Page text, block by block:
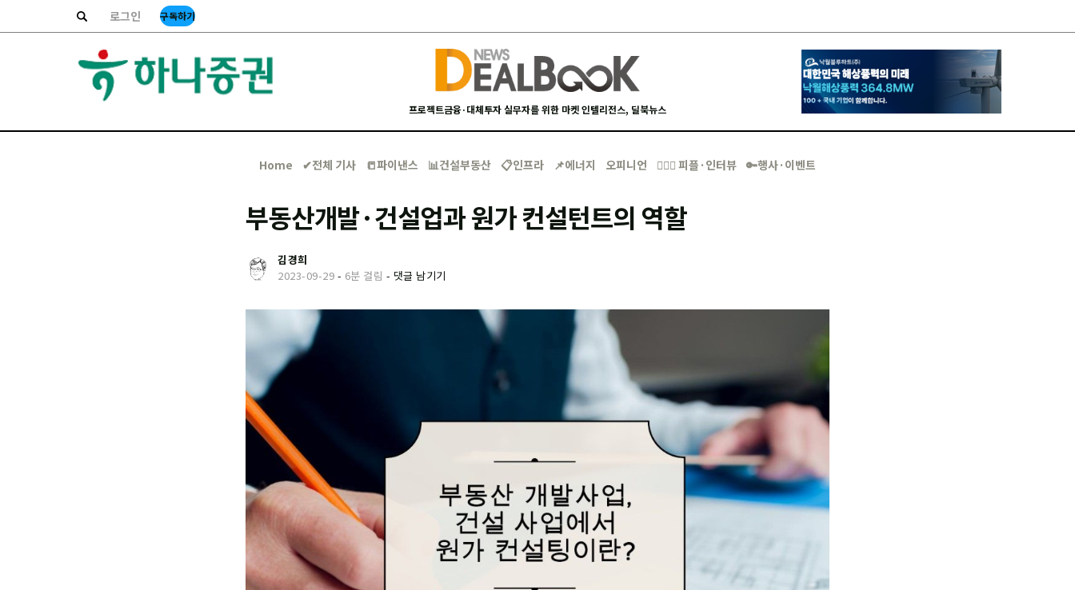
로그인 구독하기
프로젝트금융·대체투자 실무자를 위한 마켓 인텔리전스, 딜북뉴스
Home ✔︎전체 기사 📒파이낸스 📊건설부동산 📋인프라 📌에너지 오피니언 🙋🏻‍♂️ 피플·인터뷰 🔑행사·이벤트
부동산개발·건설업과 원가 컨설턴트의 역할
김경희
2023-09-29 - 6분 걸림 - 댓글 남기기